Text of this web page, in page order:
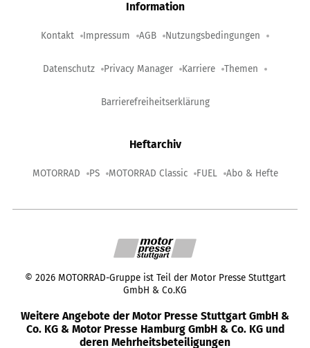
Information
Kontakt Impressum AGB Nutzungsbedingungen
Datenschutz Privacy Manager Karriere Themen
Barrierefreiheitserklärung
Heftarchiv
MOTORRAD PS MOTORRAD Classic FUEL Abo & Hefte
© 2026 MOTORRAD-Gruppe ist Teil der Motor Presse Stuttgart
GmbH & Co.KG
Weitere Angebote der Motor Presse Stuttgart GmbH &
Co. KG & Motor Presse Hamburg GmbH & Co. KG und
deren Mehrheitsbeteiligungen